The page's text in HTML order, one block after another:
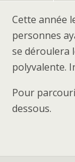
Cette année
personnes
se déroulera
polyvalente.
Pour
dessous.